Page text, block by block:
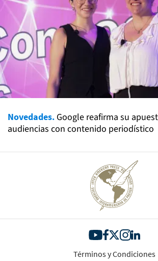
Novedades. Google reafirma su
audiencias con contenido periodístico
Términos y Condiciones